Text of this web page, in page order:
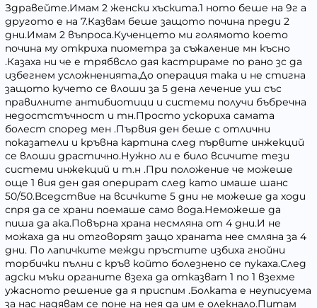
Здравейте.Имам 2 женски хъскита.1 ното беше на 9г а
другото е на 7.Казвам беше защото почина преди 2
дни.Имам 2 въпроса.Кученцето ми голямото което
почина му откриха пиометра за съжаление мн късно
.Казаха ни че е трябвсло дая кастрираме по рано зс да
избегнем усложненията.До операция така и не стигна
защото кучето се влоши за 5 дена лечение уш със
правилните антибиотици и системи получи бъбречна
недостстъчност и тн.Просто ускориха самата
болест според мен .Първия ден беше с отлични
показатели и кръвна картина след първите инжекций
се влоши драстично.Нужно ли е било всичите тези
системи инжекций и т.н .При положение че можеше
още 1 вия ден дая оперират след като имаше шанс
50/50.Вседствие на всичките 5 дни не можеше да ходи
спря да се храни поемаше само вода.Неможеше да
пиша да ака.Повърна храна несмляна от 4 дни.И не
можаха да ни отговорят защо храната нее смляна за 4
дни. По лапичките межди пръстите избиха гнойни
торбички пълни с кръв който болезнено се пукаха.След
адски мъки органите взеха да отказват 1 по 1 взехме
ужасното решение да я приспим .Болката е неуписуема
за нас надявам се поне на нея да им е олекнало.Питам